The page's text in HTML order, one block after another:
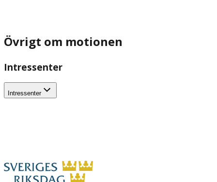
Övrigt om motionen
Intressenter
Intressenter